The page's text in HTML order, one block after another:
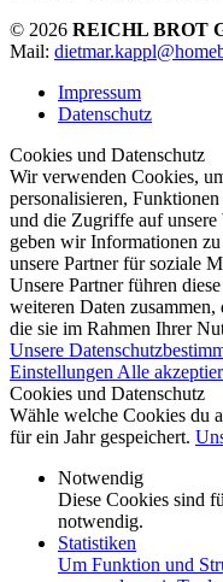
© 2026 REICHL BROT
Mail:
Impressum
Datenschutz
Cookies und Datenschutz
Wir verwenden Cookies,
personalisieren,
und die Zugriffe auf unsere
geben wir Informationen
unsere Partner für soziale
Unsere Partner führen
weiteren Daten
die sie im Rahmen Ihrer
Unsere
Einstellungen Alle
Cookies und Datenschutz
Wähle welche Cookies du
für ein Jahr gespeichert.
Notwendig
Diese Cookies sind
notwendig.
Statistiken
Um Funktion und